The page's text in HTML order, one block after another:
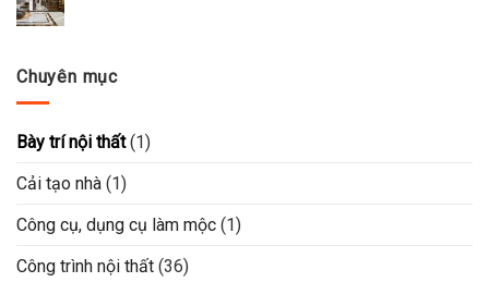
Chuyên mục
Bày trí nội thất(1)
Cải tạo nhà (1)
Công cụ, dụng cụ làm mộc (1)
Công trình nội thất (36)